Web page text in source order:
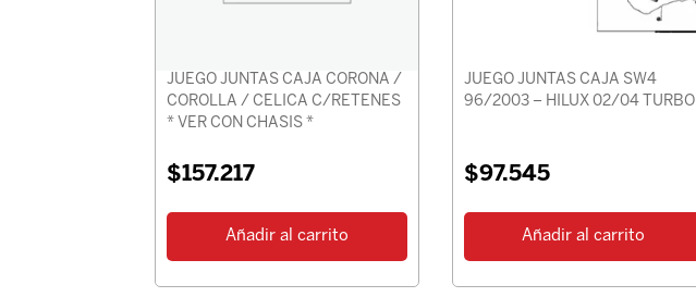
JUEGO JUNTAS CAJA CORONA /
COROLLA / CELICA C/RETENES
* VER CON CHASIS *
$157.217
Añadir al carrito
JUEGO JUNTAS CAJA SW4
96/2003 – HILUX 02/04 TURBO
$97.545
Añadir al carrito